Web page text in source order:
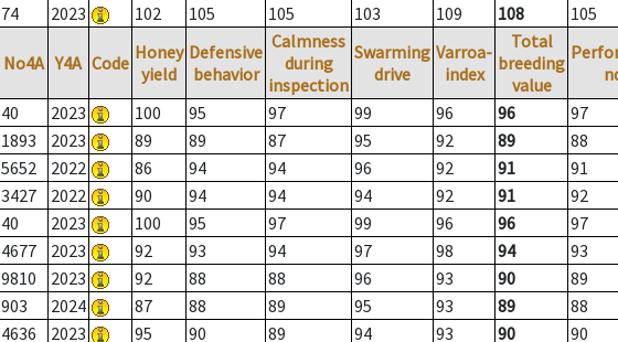
74 2023 102 105 105 103 109 108 105
No4A Y4A Code Honey
yield
Defensive
behavior
Calmness
during
inspection
Swarming
drive
Varroa-
index
Total
breeding
value
40 2023 100 95 97 99 96 96
97
1893 2023 89 89 87 95 92 89
88
5652 2022 86 94 94 96 92 91
91
3427 2022 90 94 94 94 92 91
92
40 2023 100 95 97 99 96 96
97
4677 2023 92 93 94 97 98 94
93
9810 2023 92 88 88 96 93 90
89
903 2024 87 88 89 95 93 89
88
4636 2023 95 90 89 94 93 90 90